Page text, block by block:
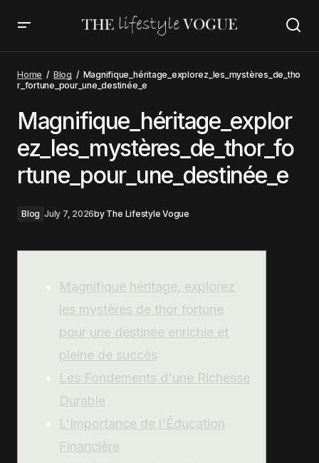
Home Blog
Magnifique_héritage_explorez_les_mystères_de_tho
r_fortune_pour_une_destinée_e
Magnifique_héritage_explor
ez_les_mystères_de_thor_fo
rtune_pour_une_destinée_e
Blog July 7, 2026by The Lifestyle Vogue
Magnifique héritage, explorez
les mystères de thor fortune
pour une destinée enrichie et
pleine de succès
Les Fondements d'une Richesse
Durable
L'Importance de l'Éducation
Financière